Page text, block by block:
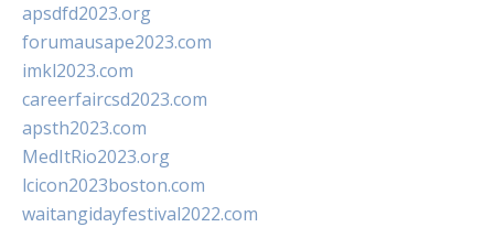
apsdfd2023.org
forumausape2023.com
imkl2023.com
careerfaircsd2023.com
apsth2023.com
MedItRio2023.org
lcicon2023boston.com
waitangidayfestival2022.com